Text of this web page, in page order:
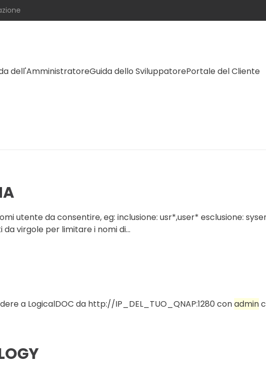
dell'AmministratoreGuida dello SviluppatorePortale del Cliente
utente da consentire, eg: inclusione: usr*,user* esclusione:
virgole per limitare i nomi di...
a LogicalDOC da http://IP_DEL_TUO_QNAP:1280 conadmin